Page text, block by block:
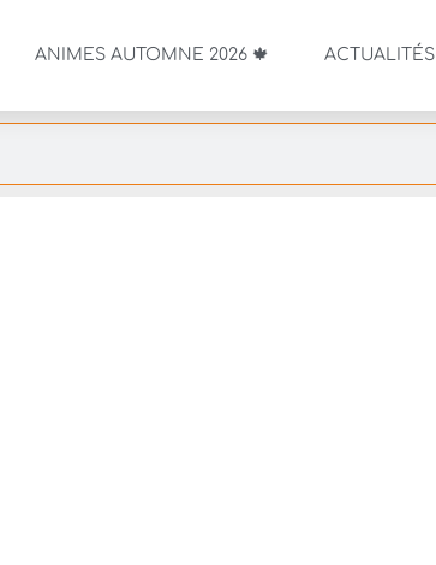
ANIMES AUTOMNE 2026 🍁 ACTUALITÉS